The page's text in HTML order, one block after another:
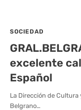
SOCIEDAD
excelente
Español
La Dirección de Cultura
Belgrano…